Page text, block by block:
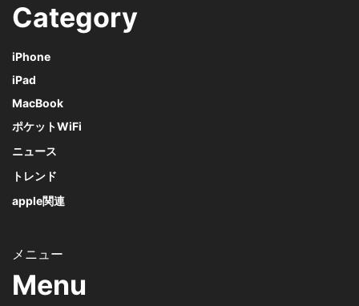
Category
iPhone
iPad
MacBook
ポケットWiFi
ニュース
トレンド
apple関連
Menu